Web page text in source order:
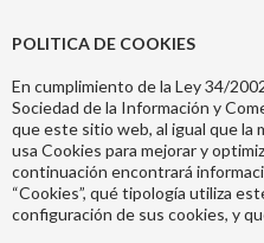
POLITICA DE COOKIES
En cumplimiento de la Ley 34/
Sociedad de la Información y
que este sitio web, al igual que la
usa Cookies para mejorar y
continuación encontrará
“Cookies”, qué tipología utiliza
configuración de sus cookies, y